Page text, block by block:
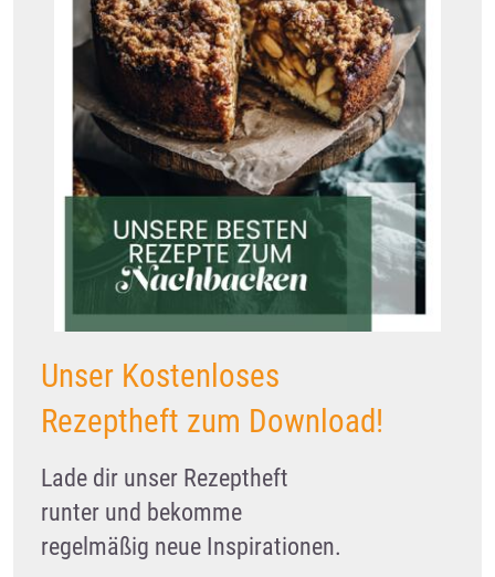
Unser Kostenloses
Rezeptheft zum Download!
Lade dir unser Rezeptheft
runter und bekomme
regelmäßig neue Inspirationen.